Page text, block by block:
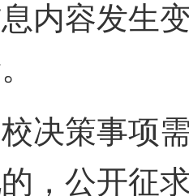
内容发生
策事项需
，公开征